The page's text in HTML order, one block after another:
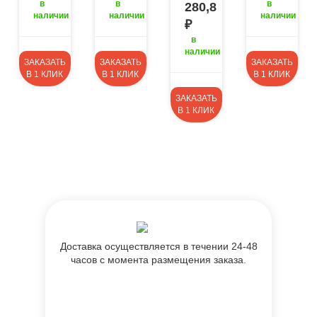
в
наличии
ЗАКАЗАТЬ
В 1 КЛИК
в
наличии
ЗАКАЗАТЬ
В 1 КЛИК
280,8
₽
в
наличии
ЗАКАЗАТЬ
В 1 КЛИК
в
наличии
ЗАКАЗАТЬ
В 1 КЛИК
Доставка осуществляется в течении 24-48
часов с момента размещения заказа.